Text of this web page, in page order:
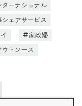
ターナショナル
シェアサービス
家政婦
ウトソース